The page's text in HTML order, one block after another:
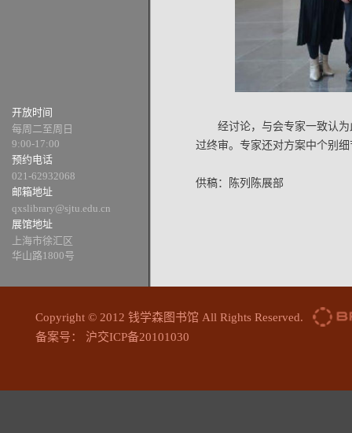
开放时间
每周二至周日
9:00-17:00
预约电话
021-62932068
邮箱地址
qxslibrary@sjtu.edu.cn
展馆地址
上海市徐汇区
华山路1800号
经讨论，与会专家一致认
过终审。专家还对方案中个别
供稿：陈列陈展部
Copyright © 2012 钱学森图书馆 All Rights Reserved.
备案号： 沪交ICP备20101030